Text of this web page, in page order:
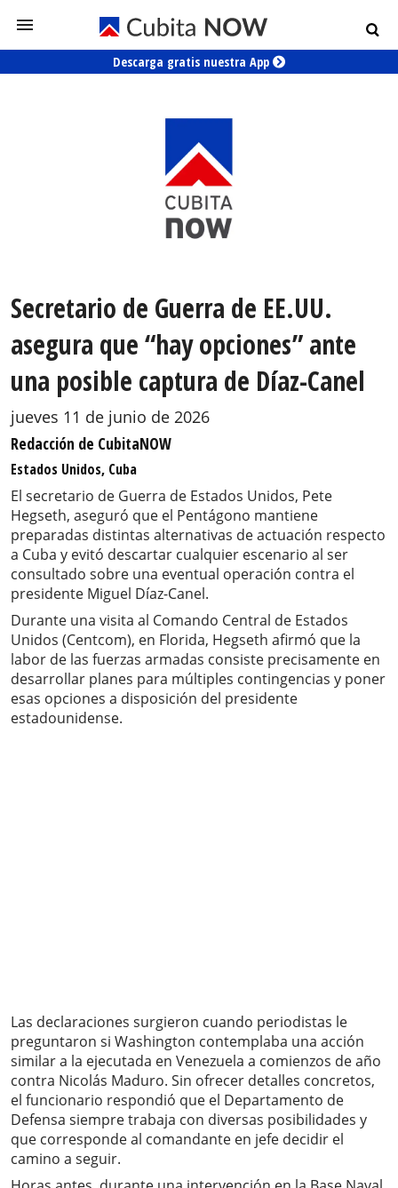
Descarga gratis nuestra App
Secretario de Guerra de EE.UU.
asegura que “hay opciones” ante
una posible captura de Díaz-Canel
jueves 11 de junio de 2026
Redacción de CubitaNOW
Estados Unidos, Cuba
El secretario de Guerra de Estados Unidos, Pete
Hegseth, aseguró que el Pentágono mantiene
preparadas distintas alternativas de actuación respecto
a Cuba y evitó descartar cualquier escenario al ser
consultado sobre una eventual operación contra el
presidente Miguel Díaz-Canel.
Durante una visita al Comando Central de Estados
Unidos (Centcom), en Florida, Hegseth afirmó que la
labor de las fuerzas armadas consiste precisamente en
desarrollar planes para múltiples contingencias y poner
esas opciones a disposición del presidente
estadounidense.
Las declaraciones surgieron cuando periodistas le
preguntaron si Washington contemplaba una acción
similar a la ejecutada en Venezuela a comienzos de año
contra Nicolás Maduro. Sin ofrecer detalles concretos,
el funcionario respondió que el Departamento de
Defensa siempre trabaja con diversas posibilidades y
que corresponde al comandante en jefe decidir el
camino a seguir.